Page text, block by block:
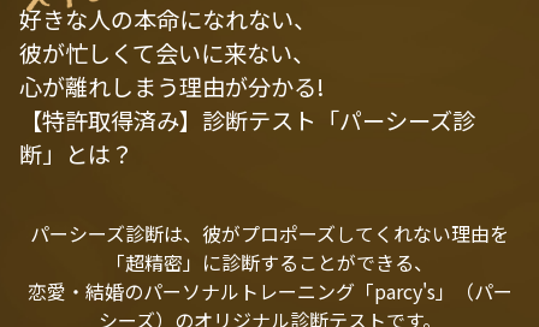
好きな人の本命になれない、
彼が忙しくて会いに来ない、
心が離れしまう理由が分かる!
【特許取得済み】診断テスト「パーシーズ診
断」とは？
パーシーズ診断は、彼がプロポーズしてくれない理由を
「超精密」に診断することができる、
恋愛・結婚のパーソナルトレーニング「parcy's」（パー
シーズ）のオリジナル診断テストです。